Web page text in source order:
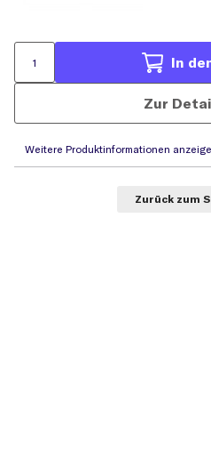
In
Zur
Zurück zum